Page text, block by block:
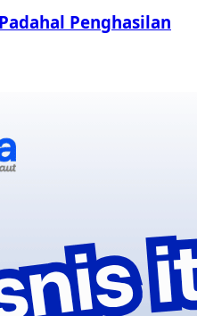
Penghasilan